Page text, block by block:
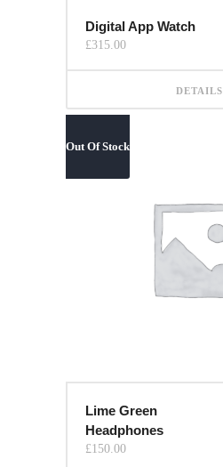
Digital App Watch
£315.00
DETAILS
Out Of Stock
Lime Green
Headphones
£150.00